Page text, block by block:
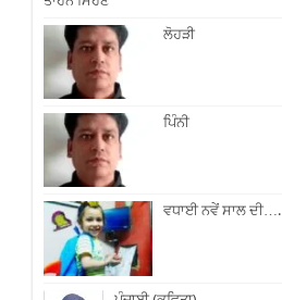
ਲੋਹੜੀ
ਪਿੰਨੀ
ਵਧਾਈ ਨਵੇਂ ਸਾਲ ਦੀ….